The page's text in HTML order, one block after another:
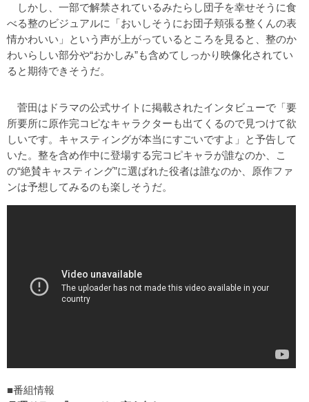
しかし、一部で解禁されているみたらし団子を幸せそうに食
べる整のビジュアルに「おいしそうにお団子頬張る整くんの表
情かわいい」という声が上がっているところを見ると、整のか
わいらしい部分や“おかしみ”も含めてしっかり映像化されてい
ると期待できそうだ。
菅田はドラマの公式サイトに掲載されたインタビューで「要
所要所に原作完コピなキャラクターも出てくるので見つけて欲
しいです。キャスティングが本当にすごいですよ」と予告して
いた。整を含め作中に登場する完コピキャラが誰なのか、こ
の“絶賛キャスティング”に選ばれた役者は誰なのか、原作ファ
ンは予想してみるのも楽しそうだ。
■番組情報